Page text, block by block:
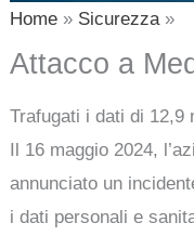
Home Sicurezza
Attacco a
Trafugati i dati di 12,9
Il 16 maggio 2024,
annunciato un
i dati personali e